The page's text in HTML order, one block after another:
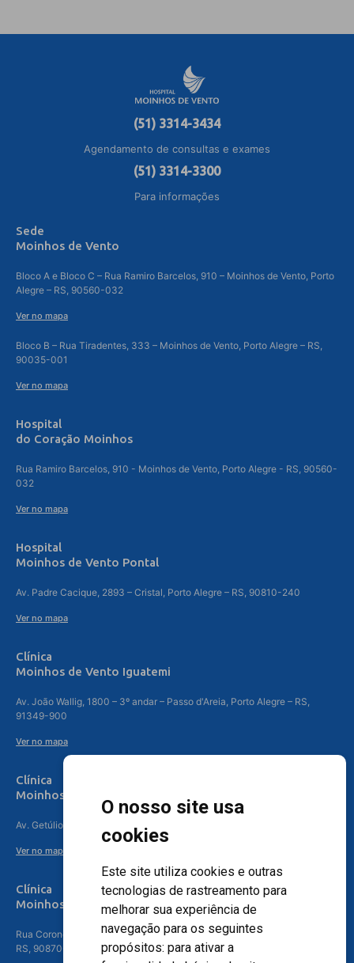
O nosso site usa
cookies
Este site utiliza cookies e outras
tecnologias de rastreamento para
melhorar sua experiência de
navegação para os seguintes
propósitos: para ativar a
(51) 3314-3434
Agendamento de consultas e exames
(51) 3314-3300
Para informações
Sede
Moinhos de Vento
Bloco A e Bloco C – Rua Ramiro Barcelos, 910 – Moinhos de Vento, Porto
Alegre – RS, 90560-032
Ver no mapa
Bloco B – Rua Tiradentes, 333 – Moinhos de Vento, Porto Alegre – RS,
90035-001
Ver no mapa
Hospital
do Coração Moinhos
Rua Ramiro Barcelos, 910 - Moinhos de Vento, Porto Alegre - RS, 90560-
032
Ver no mapa
Hospital
Moinhos de Vento Pontal
Av. Padre Cacique, 2893 – Cristal, Porto Alegre – RS, 90810-240
Ver no mapa
Clínica
Moinhos de Vento Iguatemi
Av. João Wallig, 1800 – 3º andar – Passo d'Areia, Porto Alegre – RS,
91349-900
Ver no mapa
Clínica
Moinhos de Vento Canoas
Av. Getúlio Vargas, 4841 – Centro, Canoas – RS, 92010-010
Ver no mapa
Clínica
Moinhos de Vento - Teresópolis
Rua Coronel Aparício Borges, 250 - 3º andar - Teresópolis, Porto Alegre -
RS, 90870-016